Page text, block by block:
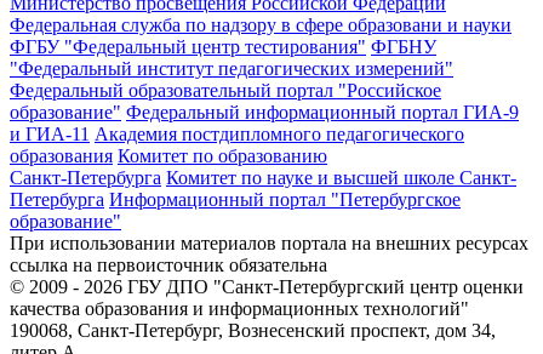
Федеральная служба по надзору в сфере образовани и науки
ФГБУ "Федеральный центр тестирования" ФГБНУ
"Федеральный институт педагогических измерений"
Федеральный образовательный портал "Российское
образование" Федеральный информационный портал ГИА-9
и ГИА-11 Академия постдипломного педагогического
образования Комитет по образованию
Санкт-Петербурга Комитет по науке и высшей школе Санкт-
Петербурга Информационный портал "Петербургское
образование"
При использовании материалов портала на внешних ресурсах
ссылка на первоисточник обязательна
© 2009 - 2026 ГБУ ДПО "Санкт-Петербургский центр оценки
качества образования и информационных технологий"
190068, Санкт-Петербург, Вознесенский проспект, дом 34,